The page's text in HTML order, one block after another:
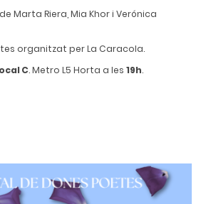
Marta Riera, Mia Khor i Verónica
organitzat per La Caracola.
C. Metro L5 Horta a les 19h.